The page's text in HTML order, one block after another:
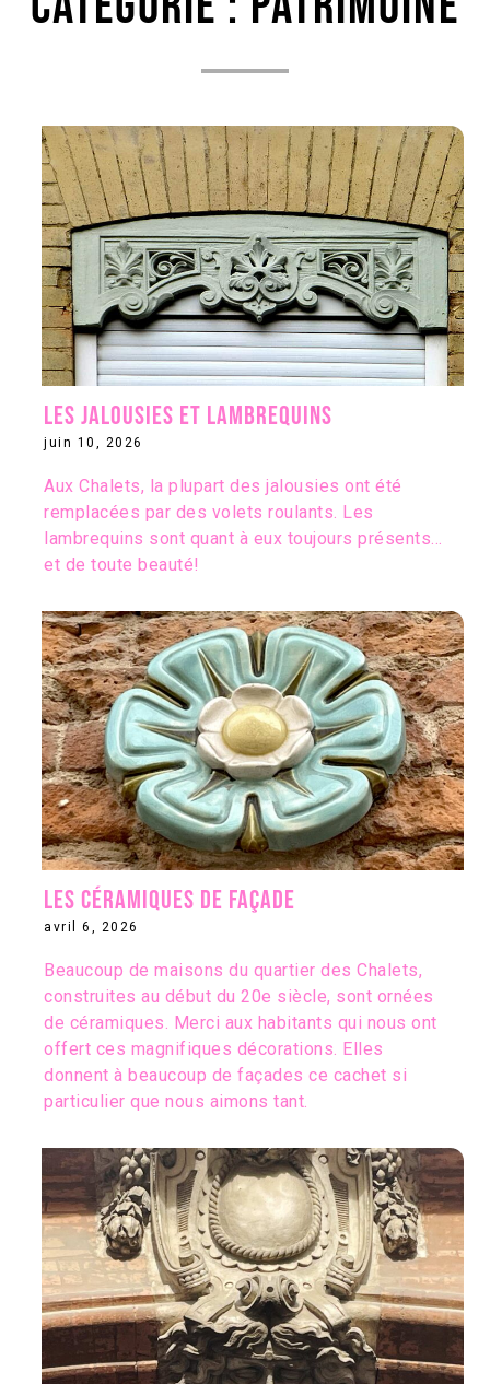
Les jalousies et lambrequins
juin 10, 2026
Aux Chalets, la plupart des jalousies ont été
remplacées par des volets roulants. Les
lambrequins sont quant à eux toujours présents…
et de toute beauté!
Les céramiques de façade
avril 6, 2026
Beaucoup de maisons du quartier des Chalets,
construites au début du 20e siècle, sont ornées
de céramiques. Merci aux habitants qui nous ont
offert ces magnifiques décorations. Elles
donnent à beaucoup de façades ce cachet si
particulier que nous aimons tant.